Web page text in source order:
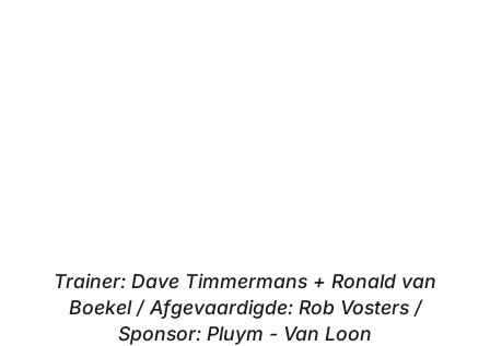
Trainer: Dave Timmermans + Ronald van
Boekel / Afgevaardigde: Rob Vosters /
Sponsor: Pluym - Van Loon